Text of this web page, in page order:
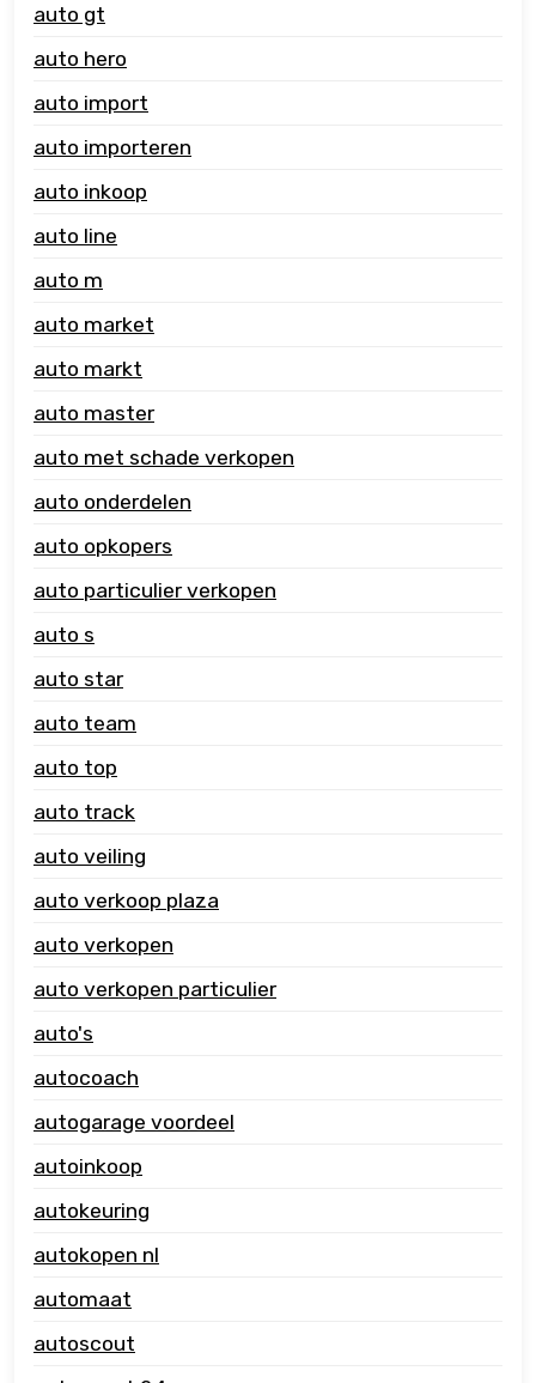
auto gt
auto hero
auto import
auto importeren
auto inkoop
auto line
auto m
auto market
auto markt
auto master
auto met schade verkopen
auto onderdelen
auto opkopers
auto particulier verkopen
auto s
auto star
auto team
auto top
auto track
auto veiling
auto verkoop plaza
auto verkopen
auto verkopen particulier
auto's
autocoach
autogarage voordeel
autoinkoop
autokeuring
autokopen nl
automaat
autoscout